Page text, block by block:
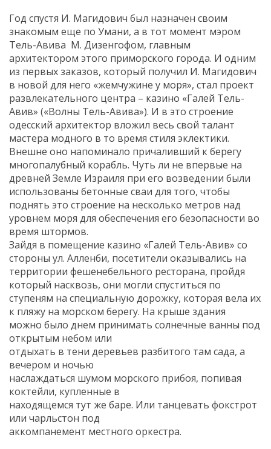
Год спустя И. Магидович был назначен своим
знакомым еще по Умани, а в тот момент мэром
Тель-Авива М. Дизенгофом, главным
архитектором этого приморского города. И одним
из первых заказов, который получил И. Магидович
в новой для него «жемчужине у моря», стал проект
развлекательного центра – казино «Галей Тель-
Авив» («Волны Тель-Авива»). И в это строение
одесский архитектор вложил весь свой талант
мастера модного в то время стиля эклектики.
Внешне оно напоминало причаливший к берегу
многопалубный корабль. Чуть ли не впервые на
древней Земле Израиля при его возведении были
использованы бетонные сваи для того, чтобы
поднять это строение на несколько метров над
уровнем моря для обеспечения его безопасности во
время штормов.
Зайдя в помещение казино «Галей Тель-Авив» со
стороны ул. Алленби, посетители оказывались на
территории фешенебельного ресторана, пройдя
который насквозь, они могли спуститься по
ступеням на специальную дорожку, которая вела их
к пляжу на морском берегу. На крыше здания
можно было днем принимать солнечные ванны под
открытым небом или
отдыхать в тени деревьев разбитого там сада, а
вечером и ночью
наслаждаться шумом морского прибоя, попивая
коктейли, купленные в
находящемся тут же баре. Или танцевать фокстрот
или чарльстон под
аккомпанемент местного оркестра.